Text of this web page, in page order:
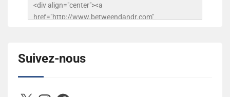
<div align="center"><a
href="http://www.betweendandr.com"
503716673157532-2788222864243652657-n.jpg"
alt="Between D&R" style="border:none;" /></a>
</div>
Suivez-nous